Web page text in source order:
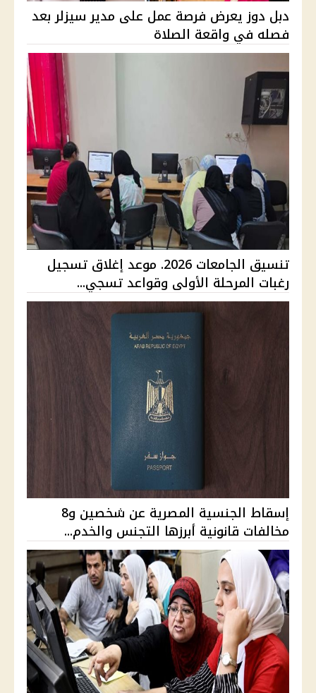
دبل دوز يعرض فرصة عمل على مدير سيزلر بعد
فصله في واقعة الصلاة
تنسيق الجامعات 2026. موعد إغلاق تسجيل
رغبات المرحلة الأولى وقواعد تسجي...
إسقاط الجنسية المصرية عن شخصين و8
مخالفات قانونية أبرزها التجنس والخدم...